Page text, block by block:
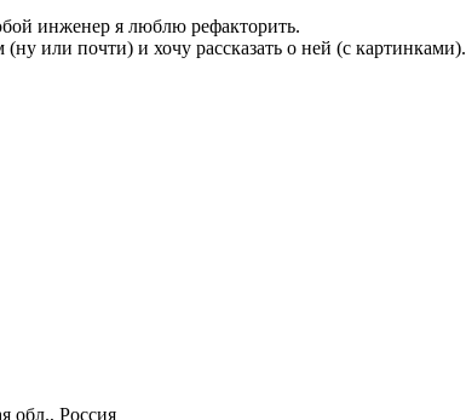
инженер я люблю рефакторить.
или почти) и хочу рассказать о ней (с картинками).
обл., Россия